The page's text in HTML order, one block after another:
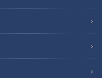
すめ